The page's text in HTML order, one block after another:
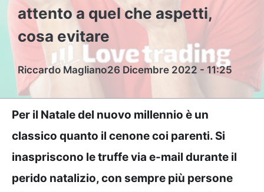
attento a quel che aspetti,
cosa evitare
Riccardo Magliano26 Dicembre 2022 - 11:25
Per il Natale del nuovo millennio è un
classico quanto il cenone coi parenti. Si
inaspriscono le truffe via e-mail durante il
perido natalizio, con sempre più persone